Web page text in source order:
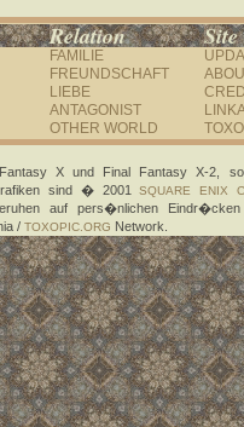
Relation Site
FAMILIE
FREUNDSCHAFT
LIEBE
ANTAGONIST
OTHER WORLD
X und Final Fantasy X-2,
sind � 2001SQUARE ENIX
auf pers�nlichen
/ TOXOPIC.ORG Network.